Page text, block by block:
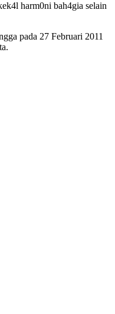
harm0ni bah4gia selain
pada 27 Februari 2011